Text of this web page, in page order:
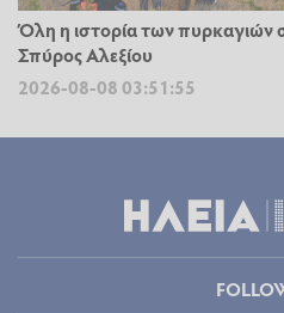
Όλη η ιστορία των πυρκαγιών
Σπύρος Αλεξίου
2026-08-08 03:51:55